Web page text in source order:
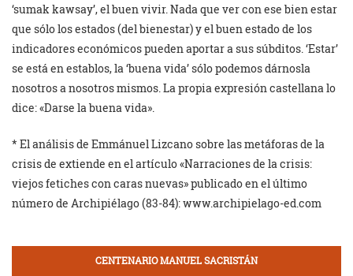
‘sumak kawsay’, el buen vivir. Nada que ver con ese bien estar
que sólo los estados (del bienestar) y el buen estado de los
indicadores económicos pueden aportar a sus súbditos. ‘Estar’
se está en establos, la ‘buena vida’ sólo podemos dárnosla
nosotros a nosotros mismos. La propia expresión castellana lo
dice: «Darse la buena vida».
* El análisis de Emmánuel Lizcano sobre las metáforas de la
crisis de extiende en el artículo «Narraciones de la crisis:
viejos fetiches con caras nuevas» publicado en el último
número de Archipiélago (83-84): www.archipielago-ed.com
CENTENARIO MANUEL SACRISTÁN